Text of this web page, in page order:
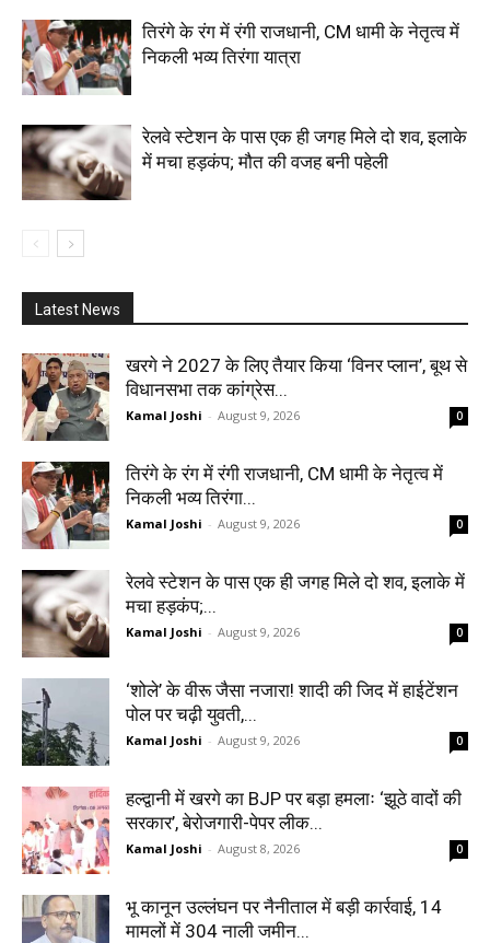
तिरंगे के रंग में रंगी राजधानी, CM धामी के नेतृत्व में
निकली भव्य तिरंगा यात्रा
रेलवे स्टेशन के पास एक ही जगह मिले दो शव, इलाके
में मचा हड़कंप; मौत की वजह बनी पहेली
Latest News
खरगे ने 2027 के लिए तैयार किया ‘विनर प्लान’, बूथ से
विधानसभा तक कांग्रेस...
Kamal Joshi - August 9, 2026 0
तिरंगे के रंग में रंगी राजधानी, CM धामी के नेतृत्व में
निकली भव्य तिरंगा...
Kamal Joshi - August 9, 2026 0
रेलवे स्टेशन के पास एक ही जगह मिले दो शव, इलाके में
मचा हड़कंप;...
Kamal Joshi - August 9, 2026 0
‘शोले’ के वीरू जैसा नजारा! शादी की जिद में हाईटेंशन
पोल पर चढ़ी युवती,...
Kamal Joshi - August 9, 2026 0
हल्द्वानी में खरगे का BJP पर बड़ा हमलाः ‘झूठे वादों की
सरकार’, बेरोजगारी-पेपर लीक...
Kamal Joshi - August 8, 2026 0
भू कानून उल्लंघन पर नैनीताल में बड़ी कार्रवाई, 14
मामलों में 304 नाली जमीन...